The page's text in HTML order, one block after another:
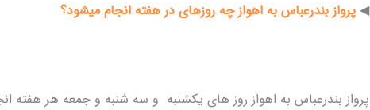
◀ پرواز بندرعباس به اهواز چه روزهای در هفته انجام میشود؟
پرواز بندرعباس به اهواز روز های یکشنبه و سه شنبه و جمعه هر هفته